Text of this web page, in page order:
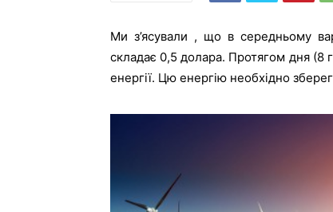
Ми з’ясували , що в середньому
складає 0,5 долара. Протягом дня (8
енергії. Цю енергію необхідно